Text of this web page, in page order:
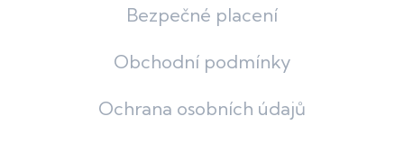
Bezpečné placení
Obchodní podmínky
Ochrana osobních údajů